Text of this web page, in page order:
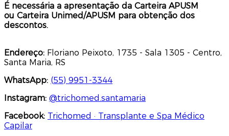
É necessária a apresentação da Carteira APUSM
ou Carteira Unimed/APUSM para obtenção dos
descontos.
Endereço: Floriano Peixoto, 1735 - Sala 1305 - Centro,
Santa Maria, RS
WhatsApp: (55) 9951-3344
Instagram: @trichomed.santamaria
Facebook: Trichomed · Transplante e Spa Médico
Capilar